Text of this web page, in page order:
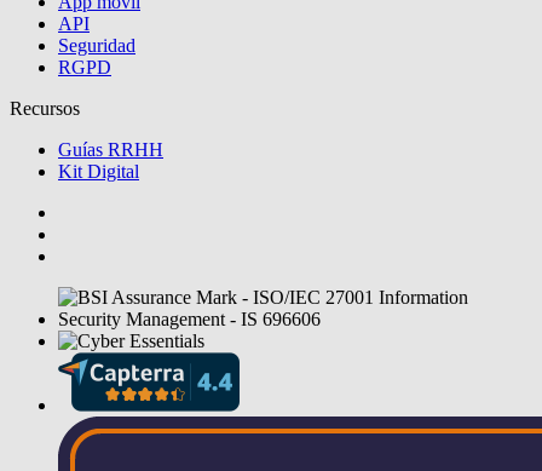
API
Seguridad
RGPD
Recursos
Guías RRHH
Kit Digital